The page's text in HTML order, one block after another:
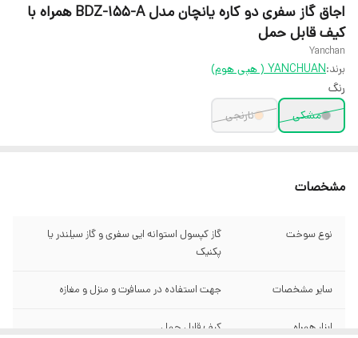
اجاق گاز سفری دو کاره یانچان مدل BDZ-155-A همراه با
کیف قابل حمل
Yanchan
برند:YANCHUAN ( هپی هوم)
رنگ
مشکی
نارنجی
مشخصات
نوع سوخت
گاز کپسول استوانه ایی سفری و گاز سیلندر یا
پکنیک
سایر مشخصات جهت استفاده در مسافرت و منزل و مغازه
ابزار همراه کیف قابل حمل